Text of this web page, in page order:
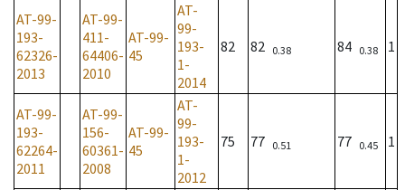
AT-99-
193-
62326-
2013
AT-99-
411-
64406-
2010
AT-99-
45
AT-
99-
193-
1-
2014
82 82 0.38 84 0.38 1
AT-99-
193-
62264-
2011
AT-99-
156-
60361-
2008
AT-99-
45
AT-
99-
193-
1-
2012
75 77 0.51 77 0.45 1